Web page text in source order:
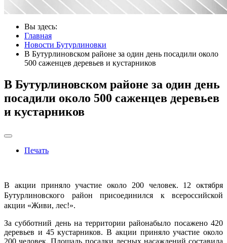
Вы здесь:
Главная
Новости Бутурлиновки
В Бутурлиновском районе за один день посадили около
500 саженцев деревьев и кустарников
В Бутурлиновском районе за один день
посадили около 500 саженцев деревьев
и кустарников
Печать
В акции приняло участие около 200 человек. 12 октября
Бутурлиновского район присоединился к всероссийской
акции «Живи, лес!».
За субботний день на территории районабыло посажено 420
деревьев и 45 кустарников. В акции приняло участие около
200 человек. Площадь посадки лесных насаждений составила